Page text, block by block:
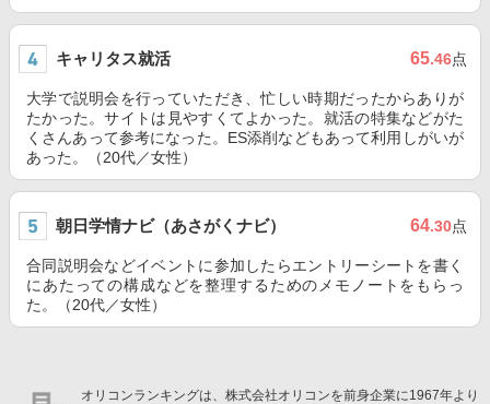
キャリタス就活 65.46点
大学で説明会を行っていただき、忙しい時期だったからありが
たかった。サイトは見やすくてよかった。就活の特集などがた
くさんあって参考になった。ES添削などもあって利用しがいが
あった。（20代／女性）
朝日学情ナビ（あさがくナビ） 64.30点
合同説明会などイベントに参加したらエントリーシートを書く
にあたっての構成などを整理するためのメモノートをもらっ
た。（20代／女性）
オリコンランキングは、株式会社オリコンを前身企業に1967年より